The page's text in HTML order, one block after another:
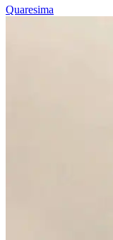
Quaresima